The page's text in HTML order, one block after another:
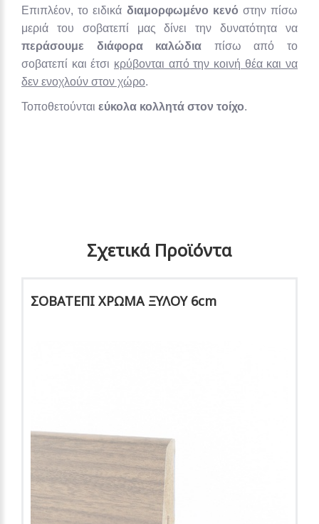
Επιπλέον, το ειδικά διαμορφωμένο κενό στην πίσω
μεριά του σοβατεπί μας δίνει την δυνατότητα να
περάσουμε διάφορα καλώδια πίσω από το
σοβατεπί και έτσι κρύβονται από την κοινή θέα και να
δεν ενοχλούν στον χώρο.
Τοποθετούνται εύκολα κολλητά στον τοίχο.
Σχετικά Προϊόντα
ΣΟΒΑΤΕΠΙ ΧΡΩΜΑ ΞΥΛΟΥ 6cm